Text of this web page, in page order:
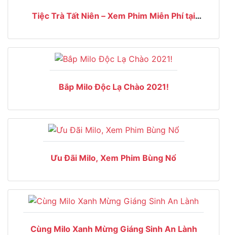
Tiệc Trà Tất Niên – Xem Phim Miễn Phí tại
Bắp Milo Độc Lạ Chào 2021!
Ưu Đãi Milo, Xem Phim Bùng Nổ
Cùng Milo Xanh Mừng Giáng Sinh An Lành